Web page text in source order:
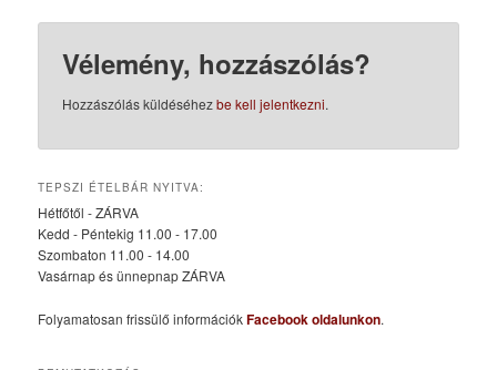
Vélemény, hozzászólás?
Hozzászólás küldéséhezbe kell jelentkezni.
TEPSZI ÉTELBÁR NYITVA:
Hétfőtől - ZÁRVA
Kedd - Péntekig 11.00 - 17.00
Szombaton 11.00 - 14.00
Vasárnap és ünnepnap ZÁRVA
Folyamatosan frissülő információkFacebook oldalunkon.